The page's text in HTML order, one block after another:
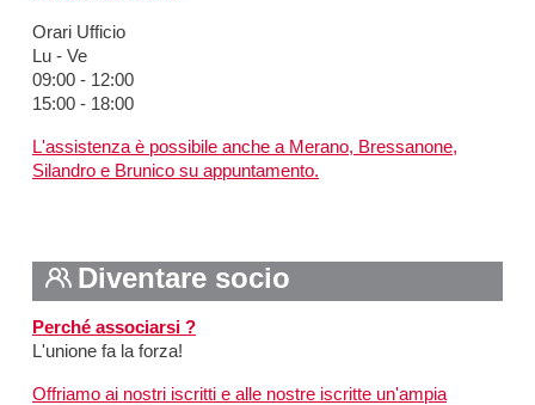
Orari Ufficio
Lu - Ve
09:00 - 12:00
15:00 - 18:00
L'assistenza è possibile anche a Merano, Bressanone,
Silandro e Brunico su appuntamento.
Diventare socio
Perché associarsi ?
L'unione fa la forza!
Offriamo ai nostri iscritti e alle nostre iscritte un'ampia